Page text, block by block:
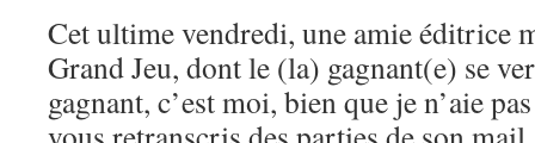
Cet ultime vendredi, une amie éditrice
Grand Jeu, dont le (la) gagnant(e) se
gagnant, c’est moi, bien que je n’aie